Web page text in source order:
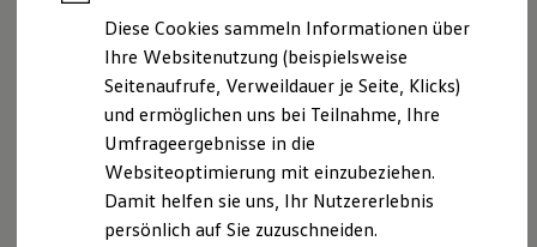
Behörden
Direktkunden
Sonderfahrzeuge
Anpfiff zum Gewinn
Elektromobilität
Elektroautos
ID. Tutorials
Elektrofahrzeugkonzepte
ID. EVERY1
Reichweite
E-Fahrzeug und
Plug-in-Hybrid
Ja
Wohnmobile und
Ja
Haus, Garten und
Nein
Diese Cookies sammeln Informationen über
Ihre Websitenutzung (beispielsweise
Seitenaufrufe, Verweildauer je Seite, Klicks)
und ermöglichen uns bei Teilnahme, Ihre
Umfrageergebnisse in die
Websiteoptimierung mit einzubeziehen.
Damit helfen sie uns, Ihr Nutzererlebnis
persönlich auf Sie zuzuschneiden.